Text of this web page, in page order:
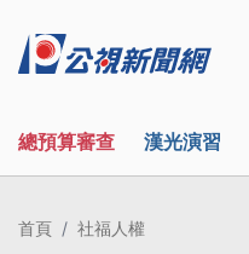
總預算審查 漢光演習
首頁 社福人權